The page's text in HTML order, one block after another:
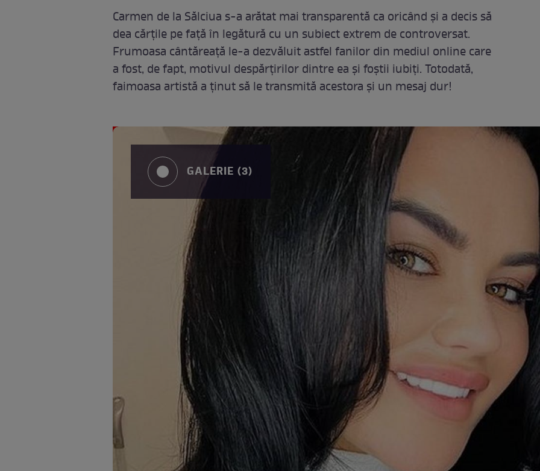
Carmen de la Sălciua s-a arătat mai transparentă ca oricând și a decis să
dea cărțile pe față în legătură cu un subiect extrem de controversat.
Frumoasa cântăreață le-a dezvăluit astfel fanilor din mediul online care
a fost, de fapt, motivul despărțirilor dintre ea și foștii iubiți. Totodată,
faimoasa artistă a ținut să le transmită acestora și un mesaj dur!
GALERIE (3)